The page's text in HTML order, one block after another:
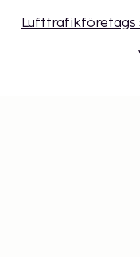
Lufttrafikföretags